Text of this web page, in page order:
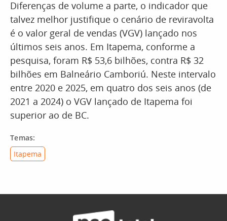
Diferenças de volume a parte, o indicador que
talvez melhor justifique o cenário de reviravolta
é o valor geral de vendas (VGV) lançado nos
últimos seis anos. Em Itapema, conforme a
pesquisa, foram R$ 53,6 bilhões, contra R$ 32
bilhões em Balneário Camboriú. Neste intervalo
entre 2020 e 2025, em quatro dos seis anos (de
2021 a 2024) o VGV lançado de Itapema foi
superior ao de BC.
Temas:
Itapema